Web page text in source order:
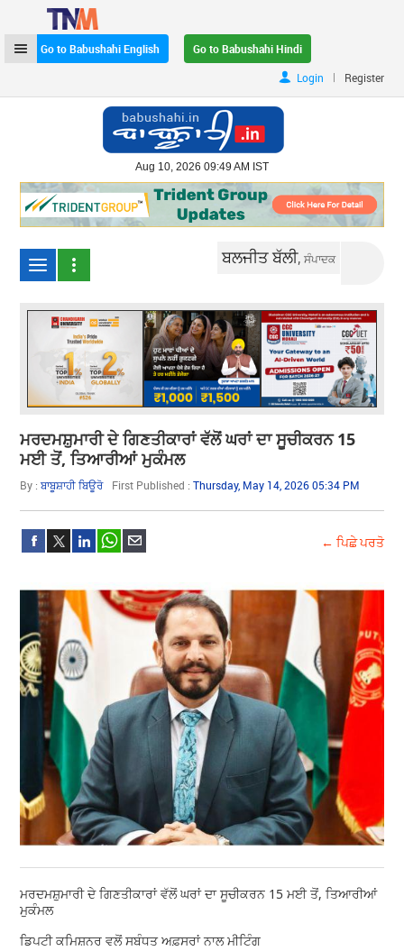
Go to Babushahi English
Go to Babushahi Hindi
Login
| Register
Aug 10, 2026 09:49 AM IST
ਬਲਜੀਤ ਬੱਲੀ,ਸੰਪਾਦਕ
ਮਰਦਮਸ਼ੁਮਾਰੀ ਦੇ ਗਿਣਤੀਕਾਰਾਂ ਵੱਲੋਂ ਘਰਾਂ ਦਾ ਸੂਚੀਕਰਨ 15
ਮਈ ਤੋਂ, ਤਿਆਰੀਆਂ ਮੁਕੰਮਲ
By :ਬਾਬੂਸ਼ਾਹੀ ਬਿਊਰੋ First Published :Thursday, May 14, 2026 05:34 PM
← ਪਿਛੇ ਪਰਤੋ
ਮਰਦਮਸ਼ੁਮਾਰੀ ਦੇ ਗਿਣਤੀਕਾਰਾਂ ਵੱਲੋਂ ਘਰਾਂ ਦਾ ਸੂਚੀਕਰਨ 15 ਮਈ ਤੋਂ, ਤਿਆਰੀਆਂ
ਮੁਕੰਮਲ
ਡਿਪਟੀ ਕਮਿਸ਼ਨਰ ਵਲੋਂ ਸਬੰਧਤ ਅਫ਼ਸਰਾਂ ਨਾਲ ਮੀਟਿੰਗ